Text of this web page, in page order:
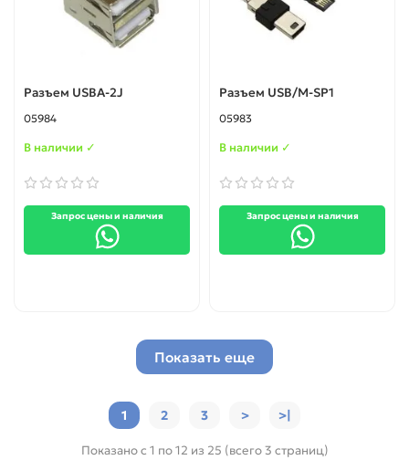
Разъем USBA-2J
05984
В наличии ✓
Запрос цены и наличия
Разъем USB/M-SP1
05983
В наличии ✓
Запрос цены и наличия
Показать еще
1 2 3 > >|
Показано с 1 по 12 из 25 (всего 3 страниц)